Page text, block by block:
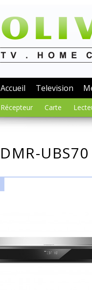
Accueil Television
Récepteur Carte
DMR-UBS70